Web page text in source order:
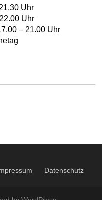
Uhr
Uhr
– 21.00 Uhr
Datenschutz